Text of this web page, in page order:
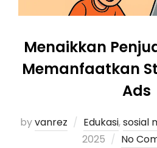
Menaikkan
Memanfaatkan
Ads
byvanrez Edukasi,sosial
2025
No